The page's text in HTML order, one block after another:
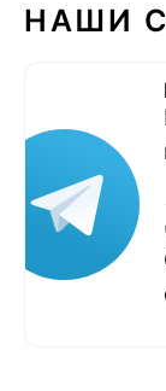
НАШИ